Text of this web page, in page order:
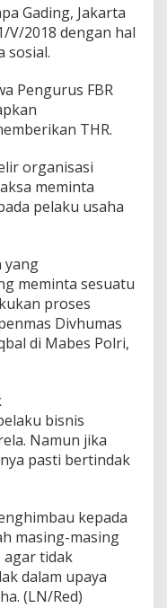
Gading, Jakarta
V/2018 dengan hal
sosial.
Pengurus FBR
THR.
organisasi
meminta
pelaku usaha
yang
meminta sesuatu
proses
Divhumas
di Mabes Polri,
bisnis
Namun jika
pasti bertindak
kepada
masing-masing
tidak
dalam upaya
(LN/Red)